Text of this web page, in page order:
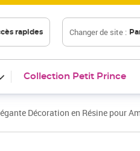
rapides Changer de site :
Collection Petit Prince
Décoration en Résine pour